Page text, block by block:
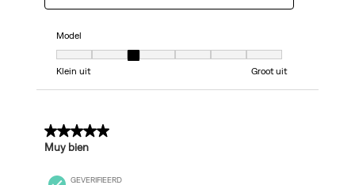
Model
Model, 3 van 7, waarbij 1 gelijk is aan Klein uit en 7 gelijk is aan Groot uit
Klein uit
Groot uit
5 van 5 sterren.
Muy bien
GEVERIFIEERD